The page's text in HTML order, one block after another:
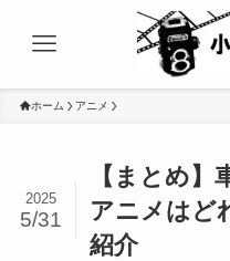
ホーム アニメ
【まとめ】
アニメはど
紹介
2025
5/31